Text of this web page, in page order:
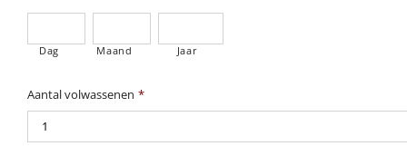
Dag Maand Jaar
Aantal volwassenen *